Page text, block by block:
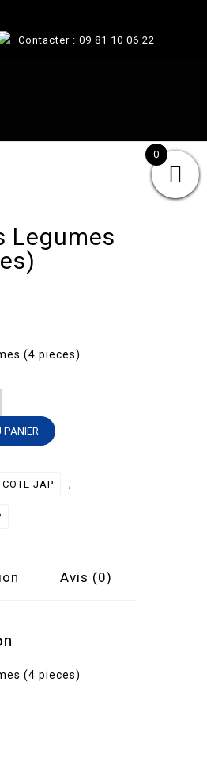
Contacter : 09 81 10 06 22
Legumes
(4 pieces)
PANIER
COTE JAP ,
Avis (0)
(4 pieces)
0